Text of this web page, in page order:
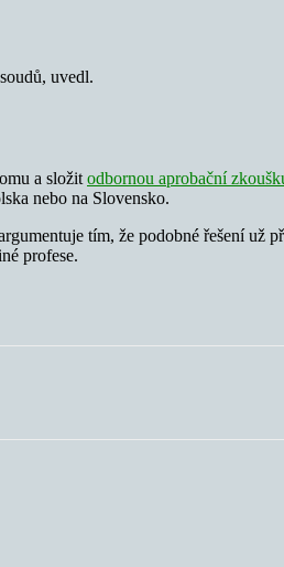
uvedl.
a složit odbornou aprobační
nebo na Slovensko.
tím, že podobné řešení už
profese.